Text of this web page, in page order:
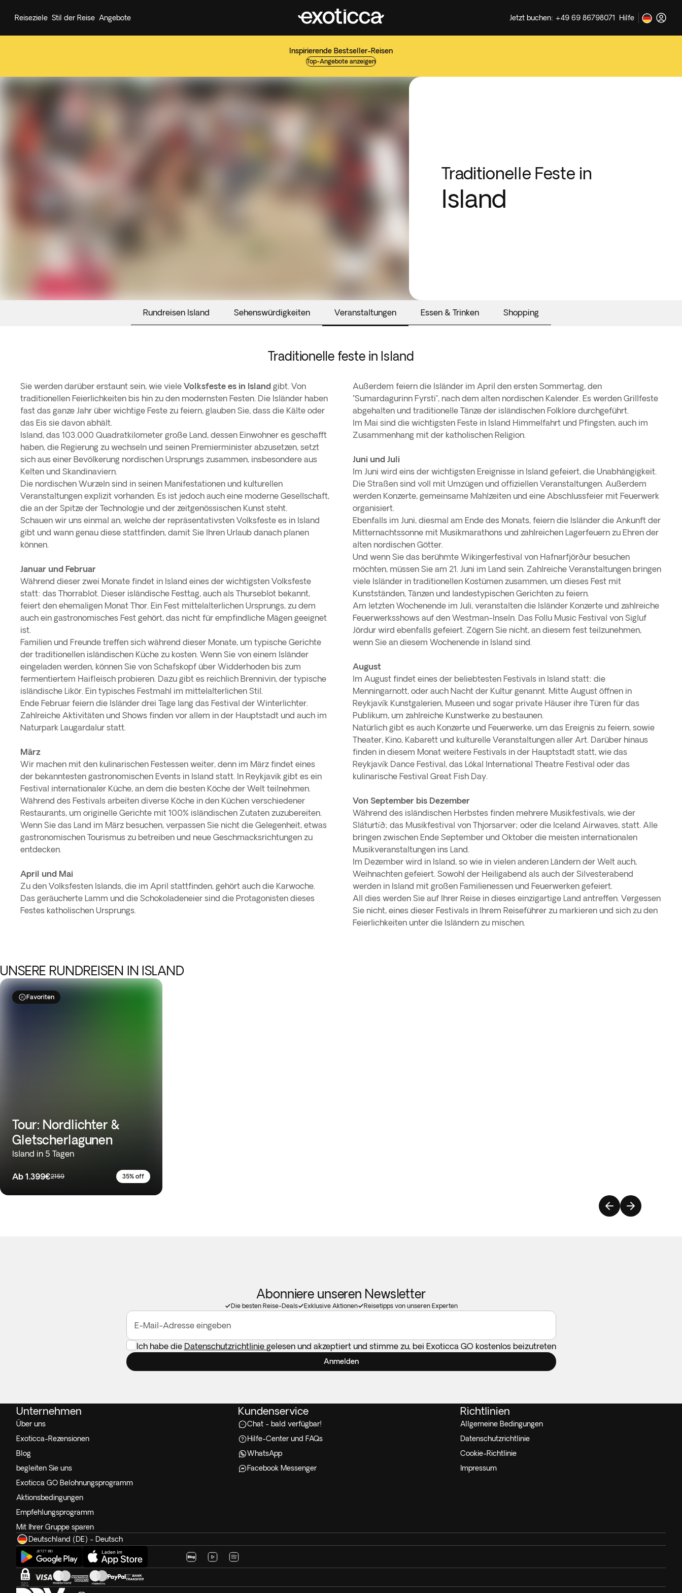
Inspirierende Bestseller-Reisen
Top-Angebote anzeigen
Reiseziele Stil der Reise Angebote Jetzt buchen: +49 69 86798071 Hilfe
Traditionelle Feste in
Island
Rundreisen Island Sehenswürdigkeiten Veranstaltungen Essen & Trinken Shopping
Traditionelle feste in Island
Sie werden darüber erstaunt sein, wie viele Volksfeste es in Island gibt. Von
traditionellen Feierlichkeiten bis hin zu den modernsten Festen. Die Isländer haben
fast das ganze Jahr über wichtige Feste zu feiern, glauben Sie, dass die Kälte oder
das Eis sie davon abhält.
Island, das 103.000 Quadratkilometer große Land, dessen Einwohner es geschafft
haben, die Regierung zu wechseln und seinen Premierminister abzusetzen, setzt
sich aus einer Bevölkerung nordischen Ursprungs zusammen, insbesondere aus
Kelten und Skandinaviern.
Die nordischen Wurzeln sind in seinen Manifestationen und kulturellen
Veranstaltungen explizit vorhanden. Es ist jedoch auch eine moderne Gesellschaft,
die an der Spitze der Technologie und der zeitgenössischen Kunst steht.
Schauen wir uns einmal an, welche der repräsentativsten Volksfeste es in Island
gibt und wann genau diese stattfinden, damit Sie Ihren Urlaub danach planen
können.
Januar und Februar
Während dieser zwei Monate findet in Island eines der wichtigsten Volksfeste
statt: das Thorrablot. Dieser isländische Festtag, auch als Thurseblot bekannt,
feiert den ehemaligen Monat Thor. Ein Fest mittelalterlichen Ursprungs, zu dem
auch ein gastronomisches Fest gehört, das nicht für empfindliche Mägen geeignet
ist.
Familien und Freunde treffen sich während dieser Monate, um typische Gerichte
der traditionellen isländischen Küche zu kosten. Wenn Sie von einem Isländer
eingeladen werden, können Sie von Schafskopf über Widderhoden bis zum
fermentiertem Haifleisch probieren. Dazu gibt es reichlich Brennivin, der typische
isländische Likör. Ein typisches Festmahl im mittelalterlichen Stil.
Ende Februar feiern die Isländer drei Tage lang das Festival der Winterlichter.
Zahlreiche Aktivitäten und Shows finden vor allem in der Hauptstadt und auch im
Naturpark Laugardalur statt.
März
Wir machen mit den kulinarischen Festessen weiter, denn im März findet eines
der bekanntesten gastronomischen Events in Island statt. In Reykjavik gibt es ein
Festival internationaler Küche, an dem die besten Köche der Welt teilnehmen.
Während des Festivals arbeiten diverse Köche in den Küchen verschiedener
Restaurants, um originelle Gerichte mit 100% isländischen Zutaten zuzubereiten.
Wenn Sie das Land im März besuchen, verpassen Sie nicht die Gelegenheit, etwas
gastronomischen Tourismus zu betreiben und neue Geschmacksrichtungen zu
entdecken.
April und Mai
Zu den Volksfesten Islands, die im April stattfinden, gehört auch die Karwoche.
Das geräucherte Lamm und die Schokoladeneier sind die Protagonisten dieses
Festes katholischen Ursprungs.
Außerdem feiern die Isländer im April den ersten Sommertag, den
"Sumardagurinn Fyrsti", nach dem alten nordischen Kalender. Es werden Grillfeste
abgehalten und traditionelle Tänze der isländischen Folklore durchgeführt.
Im Mai sind die wichtigsten Feste in Island Himmelfahrt und Pfingsten, auch im
Zusammenhang mit der katholischen Religion.
Juni und Juli
Im Juni wird eins der wichtigsten Ereignisse in Island gefeiert, die Unabhängigkeit.
Die Straßen sind voll mit Umzügen und offiziellen Veranstaltungen. Außerdem
werden Konzerte, gemeinsame Mahlzeiten und eine Abschlussfeier mit Feuerwerk
organisiert.
Ebenfalls im Juni, diesmal am Ende des Monats, feiern die Isländer die Ankunft der
Mitternachtssonne mit Musikmarathons und zahlreichen Lagerfeuern zu Ehren der
alten nordischen Götter.
Und wenn Sie das berühmte Wikingerfestival von Hafnarfjörður besuchen
möchten, müssen Sie am 21. Juni im Land sein. Zahlreiche Veranstaltungen bringen
viele Isländer in traditionellen Kostümen zusammen, um dieses Fest mit
Kunstständen, Tänzen und landestypischen Gerichten zu feiern.
Am letzten Wochenende im Juli, veranstalten die Isländer Konzerte und zahlreiche
Feuerwerksshows auf den Westman-Inseln. Das Follu Music Festival von Sigluf
Jördur wird ebenfalls gefeiert. Zögern Sie nicht, an diesem fest teilzunehmen,
wenn Sie an diesem Wochenende in Island sind.
August
Im August findet eines der beliebtesten Festivals in Island statt: die
Menningarnott, oder auch Nacht der Kultur genannt. Mitte August öffnen in
Reykjavík Kunstgalerien, Museen und sogar private Häuser ihre Türen für das
Publikum, um zahlreiche Kunstwerke zu bestaunen.
Natürlich gibt es auch Konzerte und Feuerwerke, um das Ereignis zu feiern, sowie
Theater, Kino, Kabarett und kulturelle Veranstaltungen aller Art. Darüber hinaus
finden in diesem Monat weitere Festivals in der Hauptstadt statt, wie das
Reykjavík Dance Festival, das Lókal International Theatre Festival oder das
kulinarische Festival Great Fish Day.
Von September bis Dezember
Während des isländischen Herbstes finden mehrere Musikfestivals, wie der
Sláturtíð; das Musikfestival von Thjorsarver; oder die Iceland Airwaves, statt. Alle
bringen zwischen Ende September und Oktober die meisten internationalen
Musikveranstaltungen ins Land.
Im Dezember wird in Island, so wie in vielen anderen Ländern der Welt auch,
Weihnachten gefeiert. Sowohl der Heiligabend als auch der Silvesterabend
werden in Island mit großen Familienessen und Feuerwerken gefeiert.
All dies werden Sie auf Ihrer Reise in dieses einzigartige Land antreffen. Vergessen
Sie nicht, eines dieser Festivals in Ihrem Reiseführer zu markieren und sich zu den
Feierlichkeiten unter die Isländern zu mischen.
UNSERE RUNDREISEN IN ISLAND
Favoriten
Tour: Nordlichter &
Gletscherlagunen
Island in 5 Tagen
Ab 1.399€2159 35% off
Abonniere unseren Newsletter
Die besten Reise-Deals Exklusive Aktionen Reisetipps von unseren Experten
E-Mail-Adresse eingeben
Ich habe die Datenschutzrichtlinie gelesen und akzeptiert und stimme zu, bei Exoticca GO kostenlos beizutreten
Anmelden
Unternehmen
Über uns
Exoticca-Rezensionen
Blog
begleiten Sie uns
Exoticca GO Belohnungsprogramm
Aktionsbedingungen
Empfehlungsprogramm
Mit Ihrer Gruppe sparen
Kundenservice
Chat - bald verfügbar!
Hilfe-Center und FAQs
WhatsApp
Facebook Messenger
Richtlinien
Allgemeine Bedingungen
Datenschutzrichtlinie
Cookie-Richtlinie
Impressum
Deutschland (DE) - Deutsch